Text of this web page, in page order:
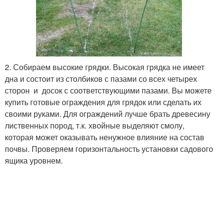
2. Собираем высокие грядки. Высокая грядка не имеет
дна и состоит из столбиков с пазами со всех четырех
сторон и досок с соответствующими пазами. Вы можете
купить готовые ограждения для грядок или сделать их
своими руками. Для ограждений лучше брать древесину
лиственных пород, т.к. хвойные выделяют смолу,
которая может оказывать ненужное влияние на состав
почвы. Проверяем горизонтальность установки садового
ящика уровнем.